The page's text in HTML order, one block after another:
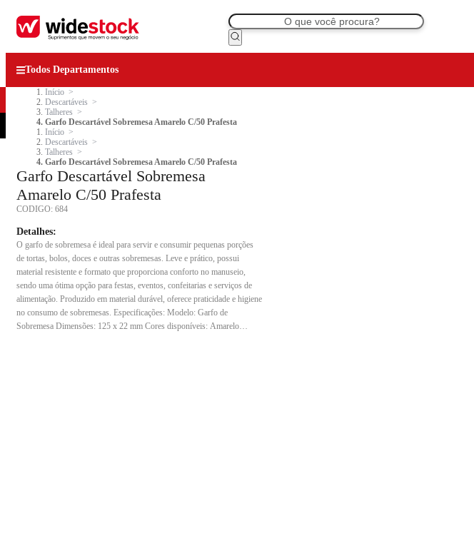
Todos Departamentos
Início
Descartáveis
Talheres
Garfo Descartável Sobremesa Amarelo C/50 Prafesta
Início
Descartáveis
Talheres
Garfo Descartável Sobremesa Amarelo C/50 Prafesta
Garfo Descartável Sobremesa
Amarelo C/50 Prafesta
CODIGO: 684
Detalhes:
O garfo de sobremesa é ideal para servir e consumir pequenas porções
de tortas, bolos, doces e outras sobremesas. Leve e prático, possui
material resistente e formato que proporciona conforto no manuseio,
sendo uma ótima opção para festas, eventos, confeitarias e serviços de
alimentação. Produzido em material durável, oferece praticidade e higiene
no consumo de sobremesas. Especificações: Modelo: Garfo de
Sobremesa Dimensões: 125 x 22 mm Cores disponíveis: Amarelo